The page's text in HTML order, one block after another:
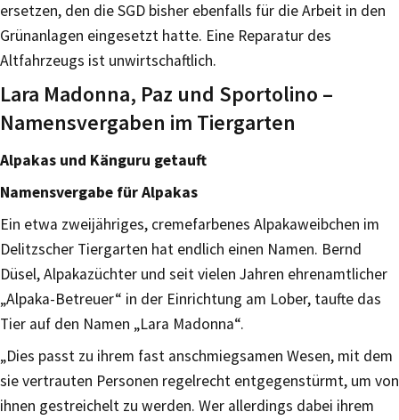
ersetzen, den die SGD bisher ebenfalls für die Arbeit in den
Grünanlagen eingesetzt hatte. Eine Reparatur des
Altfahrzeugs ist unwirtschaftlich.
Lara Madonna, Paz und Sportolino –
Namensvergaben im Tiergarten
Alpakas und Känguru getauft
Namensvergabe für Alpakas
Ein etwa zweijähriges, cremefarbenes Alpakaweibchen im
Delitzscher Tiergarten hat endlich einen Namen. Bernd
Düsel, Alpakazüchter und seit vielen Jahren ehrenamtlicher
„Alpaka-Betreuer“ in der Einrichtung am Lober, taufte das
Tier auf den Namen „Lara Madonna“.
„Dies passt zu ihrem fast anschmiegsamen Wesen, mit dem
sie vertrauten Personen regelrecht entgegenstürmt, um von
ihnen gestreichelt zu werden. Wer allerdings dabei ihrem